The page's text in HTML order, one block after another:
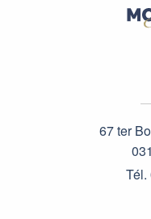
67 ter
Tél.